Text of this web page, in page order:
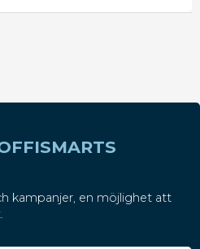
kampanjer, en möjlighet att